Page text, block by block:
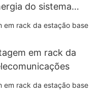
do sistema
em rack da